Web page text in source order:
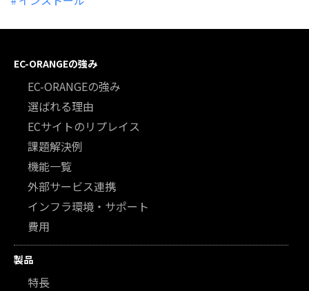
EC-ORANGEの強み
EC-ORANGEの強み
選ばれる理由
ECサイトのリプレイス
課題解決例
機能一覧
外部サービス連携
インフラ環境・サポート
費用
製品
特長